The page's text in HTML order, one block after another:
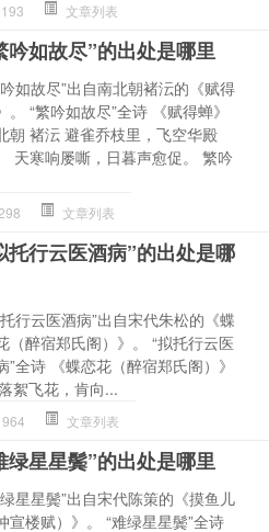
193 文章列表
吟如故尽”的出处是哪里
如故尽”出自南北朝褚沄的《赋得
。 “繁吟如故尽”全诗 《赋得蝉》
朝 褚沄 避雀乔枝里，飞空华殿
天寒响屡嘶，日暮声愈促。 繁吟
298 文章列表
托行云医酒病”的出处是哪
行云医酒病”出自宋代朱松的《蝶
（醉宿郑氏阁）》。 “拟托行云医
”全诗 《蝶恋花（醉宿郑氏阁）》
絮飞花，肯向...
964 文章列表
绿星星鬓”的出处是哪里
星星鬓”出自宋代陈策的《摸鱼儿
宣楼赋）》。 “难绿星星鬓”全诗